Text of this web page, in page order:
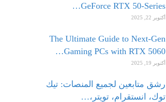
GeForce RTX 50-Series…
أكتوبر 22, 2025
The Ultimate Guide to Next-Gen
Gaming PCs with RTX 5060…
أكتوبر 19, 2025
رشق متابعين لجميع المنصات: تيك
توك، انستقرام، تويتر،…